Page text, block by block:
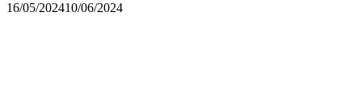
16/05/202410/06/2024